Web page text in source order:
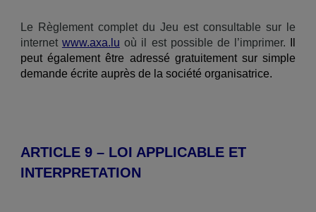
Le Règlement complet du Jeu est consultable sur le
internet www.axa.lu où il est possible de l’imprimer.
peut également être adressé gratuitement sur simple
demande écrite auprès de la société organisatrice.
ARTICLE 9 – LOI APPLICABLE ET
INTERPRETATION